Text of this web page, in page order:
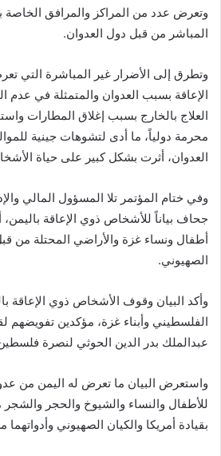
وتعرض عدد من المراكز والمرافق الخاصة
المباشر من قبل دول العدوان.
وتطرق إلى الأضرار غير المباشرة التي
الإعاقة بسبب العدوان والمتمثلة في عدم
العلاج بالخارج بسبب إغلاق المطارات
محرمة دولياً، ما أدى لتشوهات جينية
العدوان، أثرت بشكل كبير على حياة
وفي ختام المؤتمر تلا المسؤول المالي
جحاف بياناً للأشخاص ذوي الإعاقة باليمن،
أطفال ونساء غزة والأراضي المحتلة من
الصهيوني.
وأكد البيان وقوف الأشخاص ذوي الإعاقة
الفلسطيني وأبناء غزة، مؤكدين تفويضهم
عبدالملك بدر الدين الحوثي لنصرة
واستعرض البيان ما تعرض له اليمن من
للأطفال والنساء والشيوخ والحجر
بقيادة أمريكا والكيان الصهيوني